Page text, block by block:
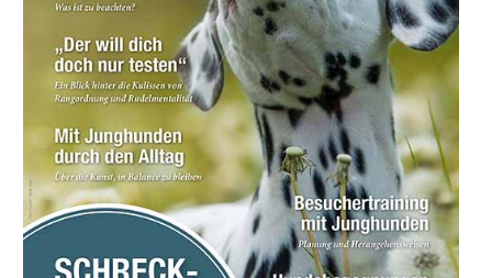
Formulare | Downloads
Mantrailing-Sport-Prüfung
Richtlinien
Prüfungstermine
Prüferliste
Formulare | Downloads
Schulhund mit IHK-Zertifikat
Praxisbetriebe
Schulhundkarten
Multimedia
Audios: BHV Podcast